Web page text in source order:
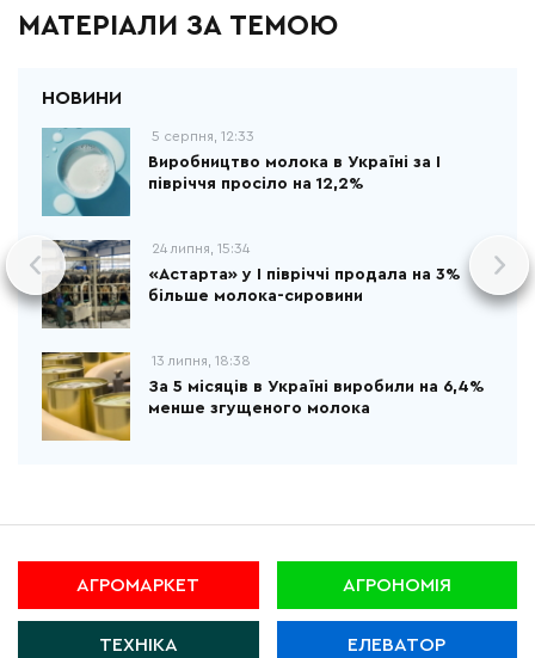
МАТЕРІАЛИ ЗА ТЕМОЮ
5 серпня, 12:33
Виробництво молока в Україні за І
півріччя просіло на 12,2%
24 липня, 15:34
«Астарта» у І півріччі продала на 3%
більше молока-сировини
13 липня, 18:38
За 5 місяців в Україні виробили на 6,4%
менше згущеного молока
АГРОМАРКЕТ АГРОНОМІЯ
ТЕХНІКА ЕЛЕВАТОР